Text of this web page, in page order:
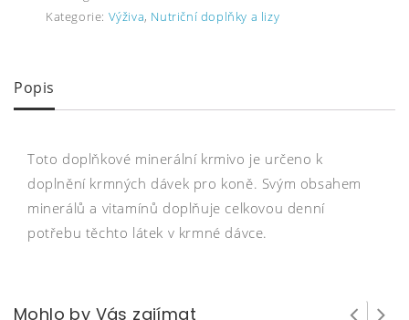
Kategorie: Výživa, Nutriční doplňky a lizy
Popis
Toto doplňkové minerální krmivo je určeno k
doplnění krmných dávek pro koně. Svým obsahem
minerálů a vitamínů doplňuje celkovou denní
potřebu těchto látek v krmné dávce.
Mohlo by Vás zajímat